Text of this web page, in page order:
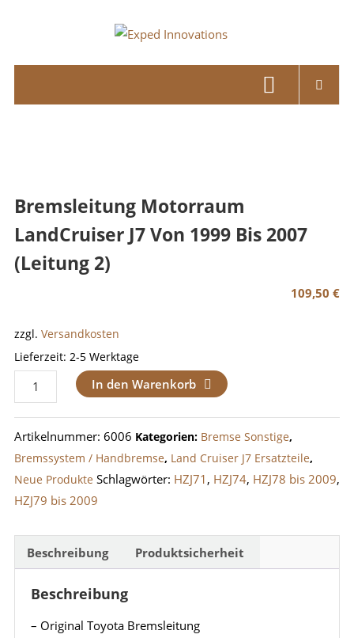
Exped
Bremsleitung Motorraum
LandCruiser J7 Von 1999 Bis 2007
(Leitung 2)
109,50€
zzgl. Versandkosten
Lieferzeit: 2-5 Werktage
Bremsleitung
Motorraum
LandCruiser
J7
von
1999
bis
(Leitung
2)
Menge
In den Warenkorb
Artikelnummer: 6006 Kategorien: Bremse Sonstige,
Bremssystem / Handbremse, Land Cruiser J7 Ersatzteile,
Neue Produkte Schlagwörter: HZJ71 , HZJ74, HZJ78 bis 2009,
HZJ79 bis 2009
Beschreibung Produktsicherheit
Beschreibung
– Original Toyota Bremsleitung